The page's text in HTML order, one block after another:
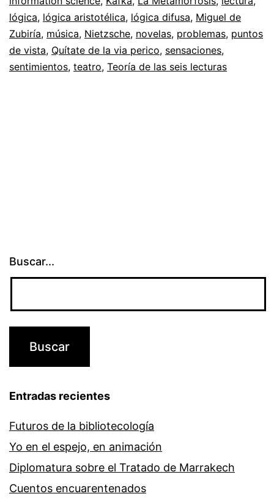
lógica, lógica aristotélica, lógica difusa, Miguel de
Zubiría, música, Nietzsche, novelas, problemas, puntos
de vista, Quítate de la via perico, sensaciones,
sentimientos, teatro, Teoría de las seis lecturas
Buscar...
Entradas recientes
Futuros de la bibliotecología
Yo en el espejo, en animación
Diplomatura sobre el Tratado de Marrakech
Cuentos encuarentenados